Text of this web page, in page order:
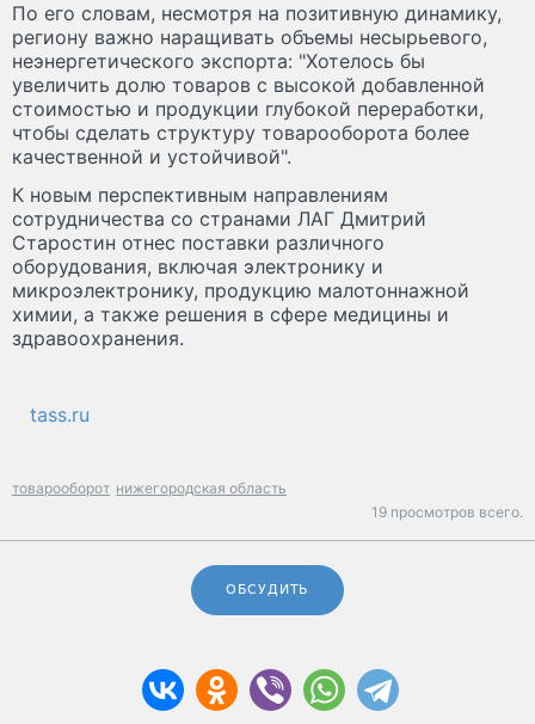
По его словам, несмотря на позитивную динамику,
региону важно наращивать объемы несырьевого,
неэнергетического экспорта: "Хотелось бы
увеличить долю товаров с высокой добавленной
стоимостью и продукции глубокой переработки,
чтобы сделать структуру товарооборота более
качественной и устойчивой".
К новым перспективным направлениям
сотрудничества со странами ЛАГ Дмитрий
Старостин отнес поставки различного
оборудования, включая электронику и
микроэлектронику, продукцию малотоннажной
химии, а также решения в сфере медицины и
здравоохранения.
tass.ru
товарооборот нижегородская область
19 просмотров всего.
ОБСУДИТЬ